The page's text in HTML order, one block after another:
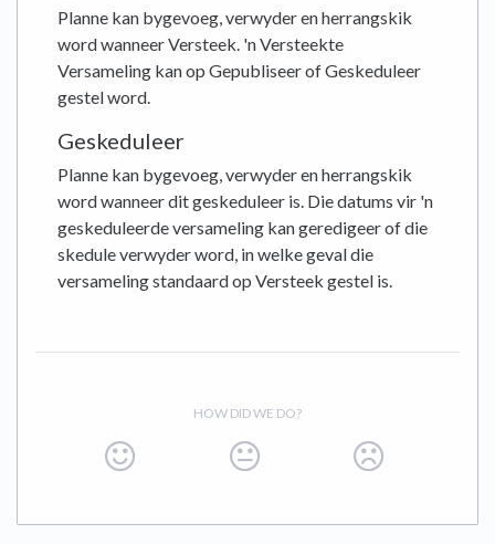
Planne kan bygevoeg, verwyder en herrangskik
word wanneer Versteek. 'n Versteekte
Versameling kan op Gepubliseer of Geskeduleer
gestel word.
Geskeduleer
Planne kan bygevoeg, verwyder en herrangskik
word wanneer dit geskeduleer is. Die datums vir 'n
geskeduleerde versameling kan geredigeer of die
skedule verwyder word, in welke geval die
versameling standaard op Versteek gestel is.
HOW DID WE DO?